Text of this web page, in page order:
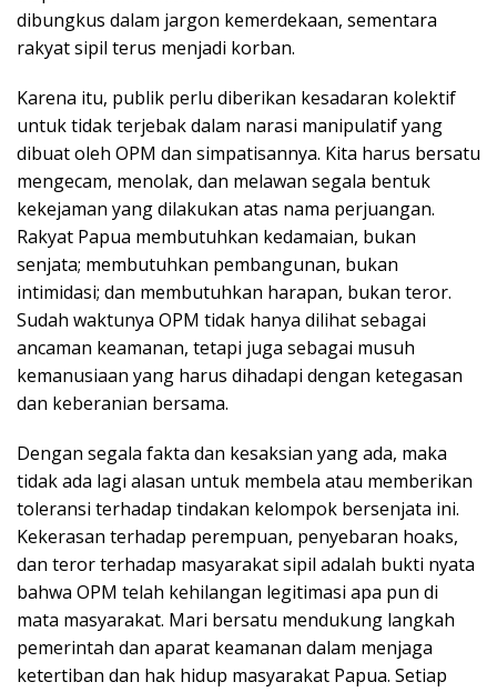
dibungkus dalam jargon kemerdekaan, sementara
rakyat sipil terus menjadi korban.
Karena itu, publik perlu diberikan kesadaran kolektif
untuk tidak terjebak dalam narasi manipulatif yang
dibuat oleh OPM dan simpatisannya. Kita harus bersatu
mengecam, menolak, dan melawan segala bentuk
kekejaman yang dilakukan atas nama perjuangan.
Rakyat Papua membutuhkan kedamaian, bukan
senjata; membutuhkan pembangunan, bukan
intimidasi; dan membutuhkan harapan, bukan teror.
Sudah waktunya OPM tidak hanya dilihat sebagai
ancaman keamanan, tetapi juga sebagai musuh
kemanusiaan yang harus dihadapi dengan ketegasan
dan keberanian bersama.
Dengan segala fakta dan kesaksian yang ada, maka
tidak ada lagi alasan untuk membela atau memberikan
toleransi terhadap tindakan kelompok bersenjata ini.
Kekerasan terhadap perempuan, penyebaran hoaks,
dan teror terhadap masyarakat sipil adalah bukti nyata
bahwa OPM telah kehilangan legitimasi apa pun di
mata masyarakat. Mari bersatu mendukung langkah
pemerintah dan aparat keamanan dalam menjaga
ketertiban dan hak hidup masyarakat Papua. Setiap